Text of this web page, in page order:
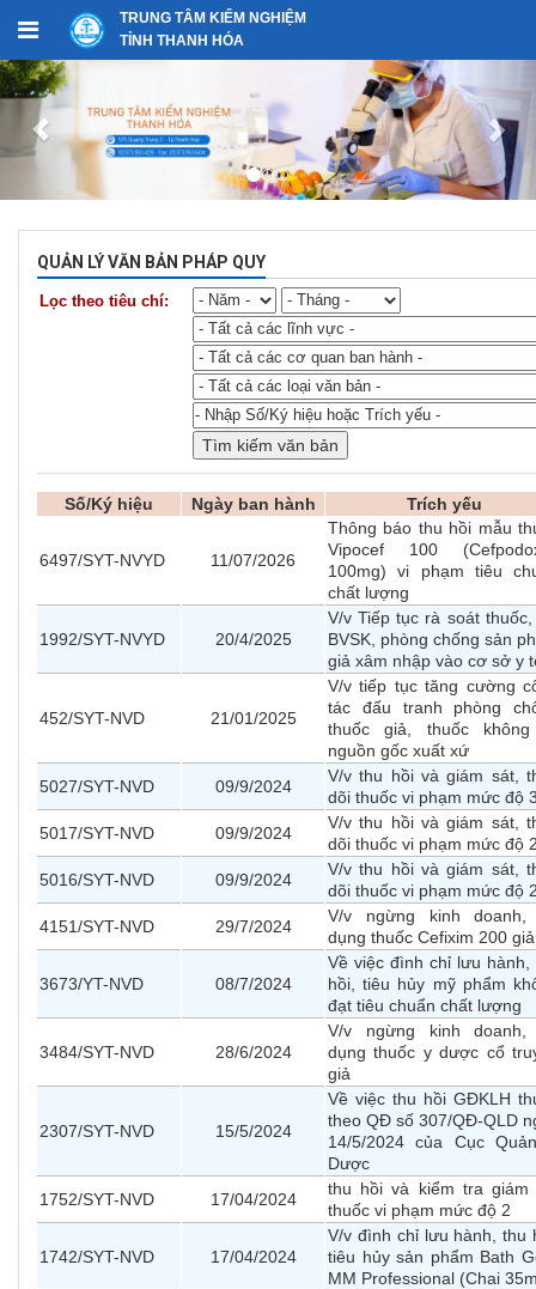
TRUNG TÂM KIỂM NGHIỆM
TỈNH THANH HÓA
QUẢN LÝ VĂN BẢN PHÁP QUY
Lọc theo tiêu chí:
Số/Ký hiệu Ngày ban hành Trích yếu
6497/SYT-NVYD 11/07/2026
Thông báo thu hồi mẫu
Vipocef 100
100mg) vi phạm tiêu
chất lượng
1992/SYT-NVYD 20/4/2025
V/v Tiếp tục rà soát thuốc,
BVSK, phòng chống sản
giả xâm nhập vào cơ sở y
452/SYT-NVD 21/01/2025
V/v tiếp tục tăng cường
tác đấu tranh phòng
thuốc giả, thuốc
nguồn gốc xuất xứ
5027/SYT-NVD
09/9/2024
V/v thu hồi và giám sát,
dõi thuốc vi phạm mức độ
5017/SYT-NVD
09/9/2024
V/v thu hồi và giám sát,
dõi thuốc vi phạm mức độ
5016/SYT-NVD
09/9/2024
V/v thu hồi và giám sát,
dõi thuốc vi phạm mức độ
4151/SYT-NVD
29/7/2024
V/v ngừng kinh doanh,
dụng thuốc Cefixim 200 giả
3673/YT-NVD 08/7/2024
Về việc đình chỉ lưu hành,
hồi, tiêu hủy mỹ phẩm
đạt tiêu chuẩn chất lượng
3484/SYT-NVD 28/6/2024
V/v ngừng kinh doanh,
dụng thuốc y dược cổ
giả
2307/SYT-NVD 15/5/2024
Về việc thu hồi GĐKLH
theo QĐ số 307/QĐ-QLD
14/5/2024 của Cục
Dược
1752/SYT-NVD
17/04/2024
thu hồi và kiểm tra giám
thuốc vi phạm mức độ 2
1742/SYT-NVD 17/04/2024
V/v đình chỉ lưu hành, thu
tiêu hủy sản phẩm Bath
MM Professional (Chai